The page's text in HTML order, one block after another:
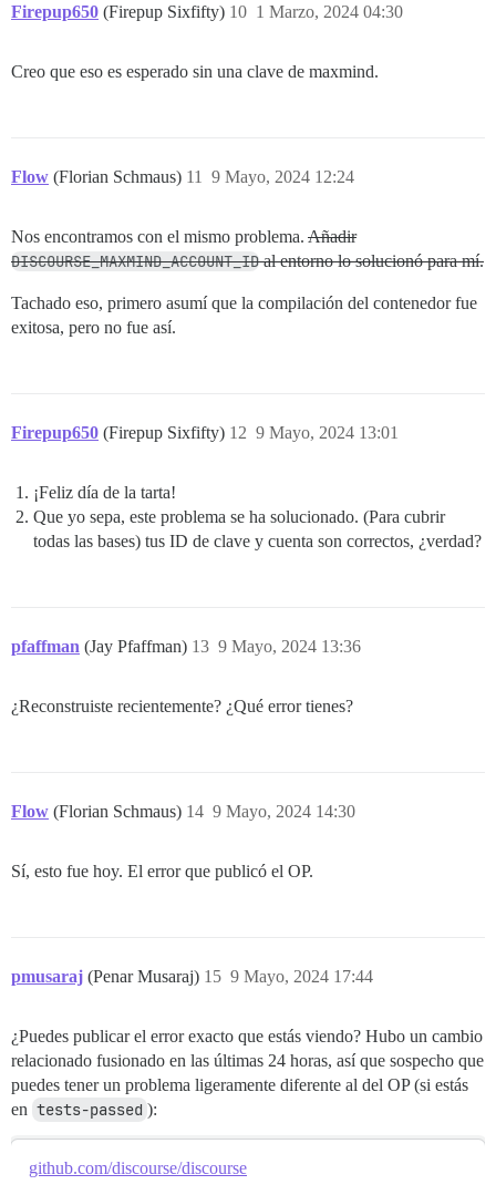
Firepup650 (Firepup Sixfifty) 1 Marzo, 2024 04:30
10
Creo que eso es esperado sin una clave de maxmind.
Flow (Florian Schmaus) 9 Mayo, 2024 12:24
11
Nos encontramos con el mismo problema. Añadir
DISCOURSE_MAXMIND_ACCOUNT_IDal entorno lo solucionó para mí.
Tachado eso, primero asumí que la compilación del contenedor fue
exitosa, pero no fue así.
Firepup650 (Firepup Sixfifty) 9 Mayo, 2024 13:01
12
¡Feliz día de la tarta!
Que yo sepa, este problema se ha solucionado. (Para cubrir
todas las bases) tus ID de clave y cuenta son correctos, ¿verdad?
pfaffman (Jay Pfaffman) 9 Mayo, 2024 13:36
13
¿Reconstruiste recientemente? ¿Qué error tienes?
Flow (Florian Schmaus) 9 Mayo, 2024 14:30
14
Sí, esto fue hoy. El error que publicó el OP.
pmusaraj (Penar Musaraj) 9 Mayo, 2024 17:44
15
¿Puedes publicar el error exacto que estás viendo? Hubo un cambio
relacionado fusionado en las últimas 24 horas, así que sospecho que
puedes tener un problema ligeramente diferente al del OP (si estás
en tests-passed ):
github.com/discourse/discourse